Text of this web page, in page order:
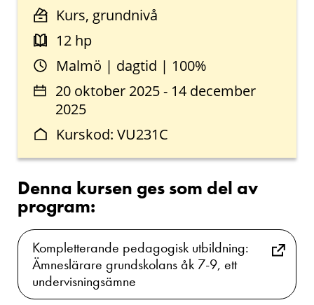
Kurs, grundnivå
12 hp
Malmö | dagtid | 100%
20 oktober 2025 - 14 december
2025
Kurskod: VU231C
Denna kursen ges som del av
program:
Kompletterande pedagogisk utbildning:
Ämneslärare grundskolans åk 7-9, ett
undervisningsämne